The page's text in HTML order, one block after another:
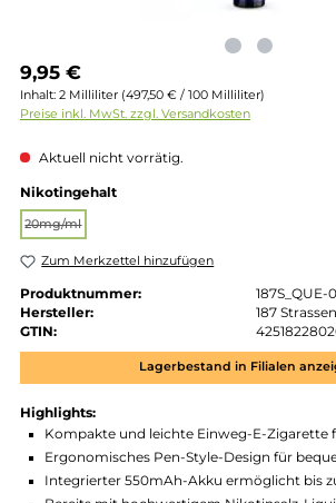
Inhalt:2 Milliliter(497,50 € / 100 Milliliter)
Aktuell nicht vorrätig.
Nikotingehaltauswählen
20mg/ml
(Diese Option ist zurzeit nicht verfügbar.)
Produktnummer:
GTIN:
Lagerbestand in Filialen